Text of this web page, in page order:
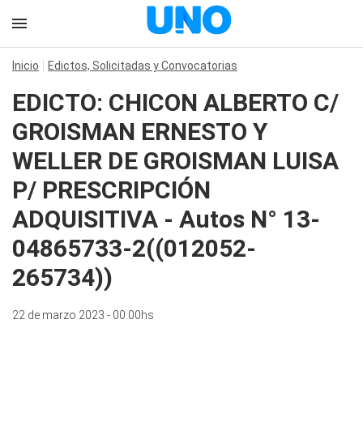
Inicio Edictos, Solicitadas y Convocatorias
EDICTO: CHICON ALBERTO C/
GROISMAN ERNESTO Y
WELLER DE GROISMAN LUISA
P/ PRESCRIPCIÓN
ADQUISITIVA - Autos N° 13-
04865733-2((012052-
265734))
22 de marzo 2023 - 00:00hs